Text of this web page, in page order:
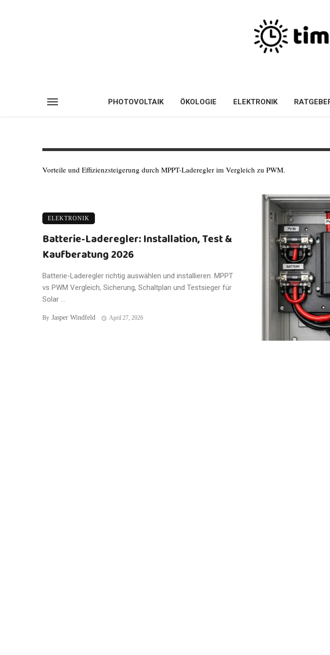
PHOTOVOLTAIK ÖKOLOGIE ELEKTRONIK
Vorteile und Effizienzsteigerung durch MPPT-Laderegler im Vergleich zu PWM.
ELEKTRONIK
Batterie-Laderegler: Installation, Test &
Kaufberatung 2026
Batterie-Laderegler richtig auswählen und installieren. MPPT
vs PWM Vergleich, Sicherung, Schaltplan und Testsieger für
Solar ...
By Jasper Windfeld April 27, 2026